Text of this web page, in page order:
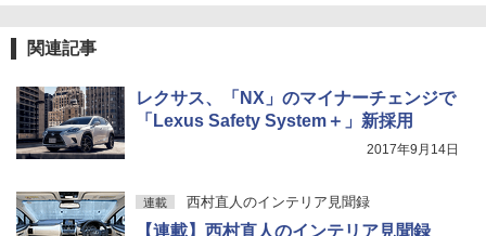
関連記事
レクサス、「NX」のマイナーチェンジで
「Lexus Safety System＋」新採用
2017年9月14日
連載 西村直人のインテリア見聞録
【連載】西村直人のインテリア見聞録